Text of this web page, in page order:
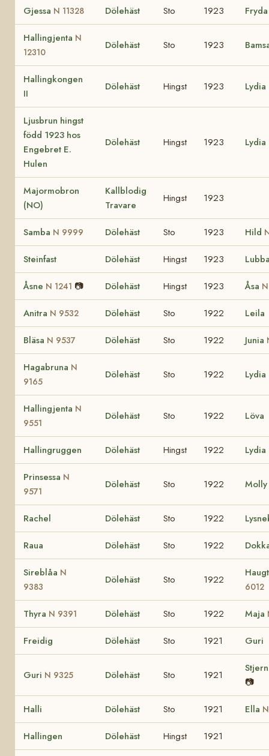
Gjessa N 11328 Dölehäst Sto 1923
Hallingjenta N
12310
Dölehäst Sto 1923
Hallingkongen
II
Dölehäst Hingst 1923 Lydia
Ljusbrun hingst
född 1923 hos
Engebret E.
Hulen
Dölehäst Hingst 1923 Lydia
Majormobron
(NO)
Kallblodig
Travare
Hingst 1923
Samba N 9999 Dölehäst Sto 1923 Hild
Steinfast Dölehäst Hingst 1923
Åsne N 1241 📷 Dölehäst Hingst 1923 Åsa
Anitra N 9532 Dölehäst Sto 1922 Leila
Bläsa N 9537 Dölehäst Sto 1922 Junia
Hagabruna N
9165
Dölehäst Sto 1922 Lydia
Hallingjenta N
9551
Dölehäst Sto 1922 Löva
Hallingruggen Dölehäst Hingst 1922 Lydia
Prinsessa N
9571
Dölehäst Sto 1922 Molly
Rachel Dölehäst Sto 1922
Raua Dölehäst Sto 1922
Sireblåa N
9383
Dölehäst Sto 1922
6012
Thyra N 9391 Dölehäst Sto 1922 Maja
Freidig Dölehäst Sto 1921 Guri
Guri N 9325 Dölehäst Sto 1921
📷
Halli Dölehäst Sto 1921 Ella
Hallingen Dölehäst Hingst 1921